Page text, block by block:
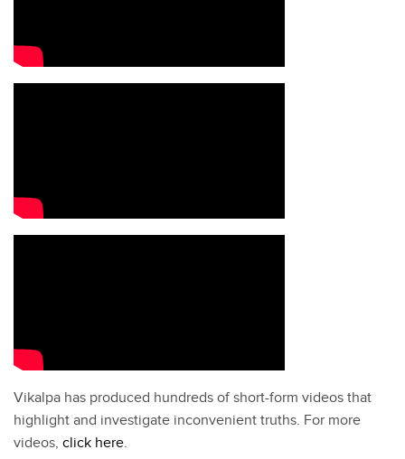
Vikalpa has produced hundreds of short-form videos that
highlight and investigate inconvenient truths. For more
videos, click here.